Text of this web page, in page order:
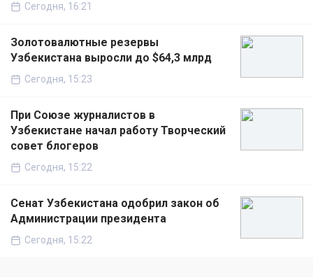
Сегодня, 16:21
Золотовалютные резервы
Узбекистана выросли до $64,3 млрд
Сегодня, 15:23
При Союзе журналистов в
Узбекистане начал работу Творческий
совет блогеров
Сегодня, 15:22
Сенат Узбекистана одобрил закон об
Администрации президента
Сегодня, 15:22